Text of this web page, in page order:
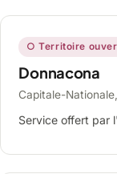
○ Territoire
Donnacona
Capitale-Nationale,
Service offert par